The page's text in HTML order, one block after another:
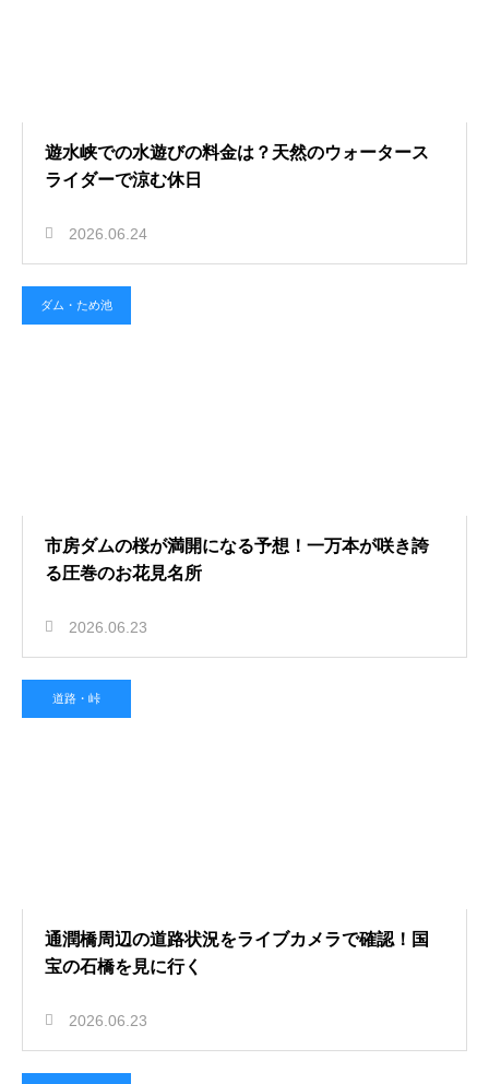
遊水峡での水遊びの料金は？天然のウォータース
ライダーで涼む休日
2026.06.24
ダム・ため池
市房ダムの桜が満開になる予想！一万本が咲き誇
る圧巻のお花見名所
2026.06.23
道路・峠
通潤橋周辺の道路状況をライブカメラで確認！国
宝の石橋を見に行く
2026.06.23